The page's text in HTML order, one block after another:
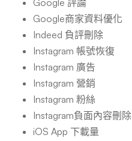
Google 評論
Google商家資料優化
Indeed 負評刪除
Instagram 帳號恢復
Instagram 廣告
Instagram 營銷
Instagram 粉絲
Instagram負面內容刪除
iOS App 下載量